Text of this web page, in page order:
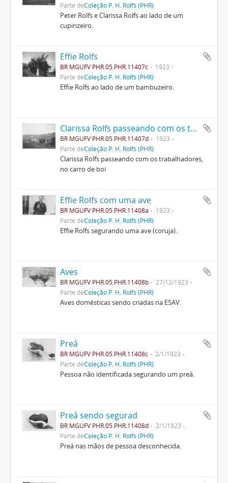
Parte deColeção P. H. Rolfs (PHR)
Peter Rolfs e Clarissa Rolfs ao lado de um
cupinzeiro.
Effie Rolfs
BR MGUFV PHR.05.PHR.11407c
1923
Parte deColeção P. H. Rolfs (PHR)
Effie Rolfs ao lado de um bambuzeiro.
Clarissa Rolfs passeando com os trabalhadores, no carro de boi
BR MGUFV PHR.05.PHR.11407d
1923
Parte deColeção P. H. Rolfs (PHR)
Clarissa Rolfs passeando com os trabalhadores,
no carro de boi
Effie Rolfs com uma ave
BR MGUFV PHR.05.PHR.11408a
1923
Parte deColeção P. H. Rolfs (PHR)
Effie Rolfs segurando uma ave (coruja).
Aves
BR MGUFV PHR.05.PHR.11408b
27/12/1923
Parte deColeção P. H. Rolfs (PHR)
Aves domésticas sendo criadas na ESAV.
Preá
BR MGUFV PHR.05.PHR.11408c
2/1/1923
Parte deColeção P. H. Rolfs (PHR)
Pessoa não identificada segurando um preá.
Preá sendo segurad
BR MGUFV PHR.05.PHR.11408d
2/1/1923
Parte deColeção P. H. Rolfs (PHR)
Preá nas mãos de pessoa desconhecida.